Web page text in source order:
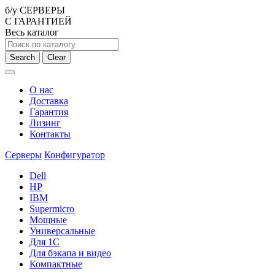
б/у СЕРВЕРЫ
С ГАРАНТИЕЙ
Весь каталог
Search Clear
О нас
Доставка
Гарантия
Лизинг
Контакты
Серверы Конфигуратор
Dell
HP
IBM
Supermicro
Мощные
Универсальные
Для 1С
Для бэкапа и видео
Компактные